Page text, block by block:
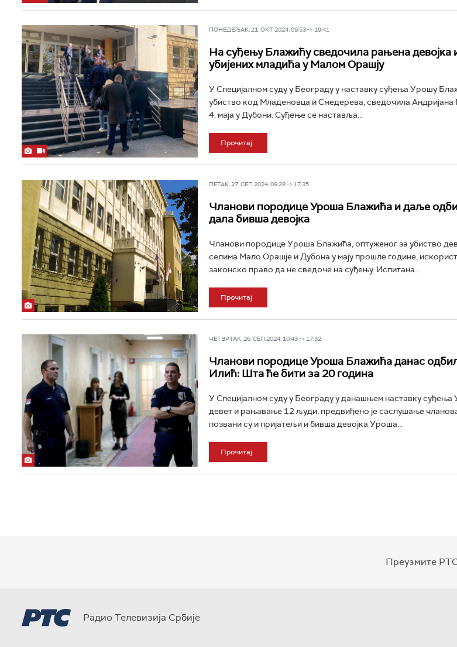
ПОНЕДЕЉАК, 21. ОКТ 2024, 09:53 -> 19:41
На суђењу Блажићу сведочила рањена девојка
убијених младића у Малом Орашју
У Специјалном суду у Београду у наставку суђења Урошу
убиство код Младеновца и Смедерева, сведочила Андријана
4. маја у Дубони. Суђење се наставља...
Прочитај
ПЕТАК, 27. СЕП 2024, 09:28 -> 17:35
Чланови породице Уроша Блажића и даље
дала бивша девојка
Чланови породице Уроша Блажића, оптуженог за убиство
селима Мало Орашје и Дубона у мају прошле године,
законско право да не сведоче на суђењу. Испитана...
Прочитај
ЧЕТВРТАК, 26. СЕП 2024, 10:43 -> 17:32
Чланови породице Уроша Блажића данас
Илић: Шта ће бити за 20 година
У Специјалном суду у Београду у данашњем наставку
девет и рањавање 12 људи, предвиђено је саслушање
позвани су и пријатељи и бивша девојка Уроша...
Прочитај
Преузмите
Радио Телевизија Србије